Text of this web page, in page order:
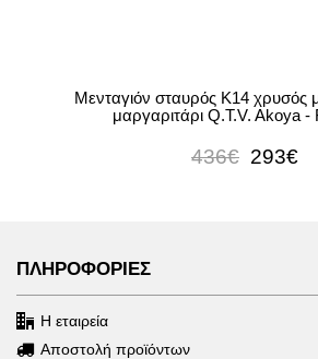
Μενταγιόν σταυρός Κ14 χρυσός
μαργαριτάρι Q.T.V. Akoya -
436€ 293€
ΠΛΗΡΟΦΟΡΙΕΣ
Η εταιρεία
Αποστολή προϊόντων